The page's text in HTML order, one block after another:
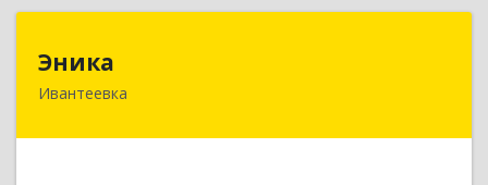
Эника
Ивантеевка141280, Московская обл, г.о. Пушкинский,